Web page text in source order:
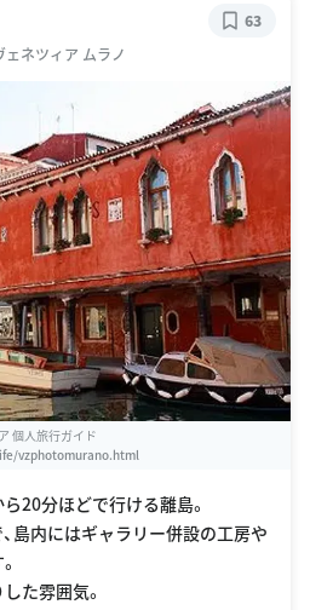
ネツィア ムラノ
63
個人旅行ガイド
vzphotomurano.html
20分ほどで行ける離島。
島内にはギャラリー併設の工房や
た雰囲気。